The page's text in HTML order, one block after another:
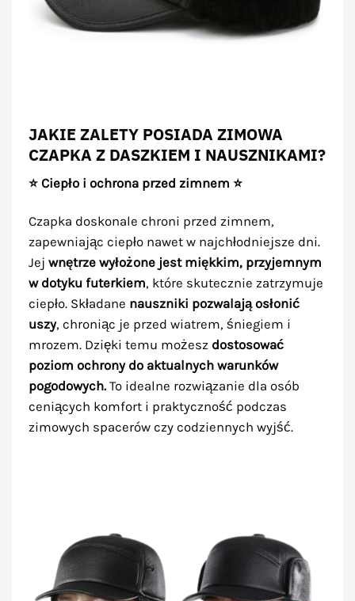
JAKIE ZALETY POSIADA ZIMOWA
CZAPKA Z DASZKIEM I NAUSZNIKAMI?
⭐ Ciepło i ochrona przed zimnem ⭐
Czapka doskonale chroni przed zimnem,
zapewniając ciepło nawet w najchłodniejsze dni.
Jej wnętrze wyłożone jest miękkim, przyjemnym
w dotyku futerkiem, które skutecznie zatrzymuje
ciepło. Składane nauszniki pozwalają osłonić
uszy, chroniąc je przed wiatrem, śniegiem i
mrozem. Dzięki temu możesz dostosować
poziom ochrony do aktualnych warunków
pogodowych.To idealne rozwiązanie dla osób
ceniących komfort i praktyczność podczas
zimowych spacerów czy codziennych wyjść.